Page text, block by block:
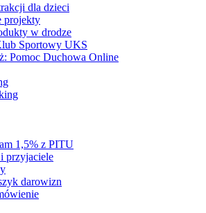
dla dzieci
projekty
w drodze
Sportowy UKS
Pomoc Duchowa Online
1,5% z PITU
przyjaciele
darowizn